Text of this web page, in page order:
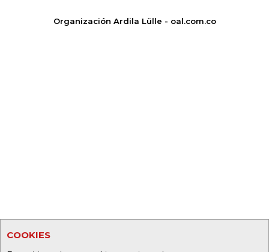
COOKIES
Organización Ardila Lülle - oal.com.co